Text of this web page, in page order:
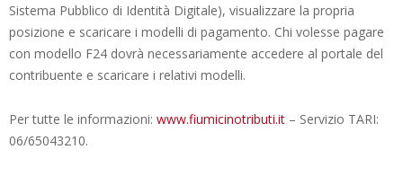
Sistema Pubblico di Identità Digitale), visualizzare la propria
posizione e scaricare i modelli di pagamento. Chi volesse pagare
con modello F24 dovrà necessariamente accedere al portale del
contribuente e scaricare i relativi modelli.
Per tutte le informazioni: www.fiumicinotributi.it – Servizio TARI:
06/65043210.